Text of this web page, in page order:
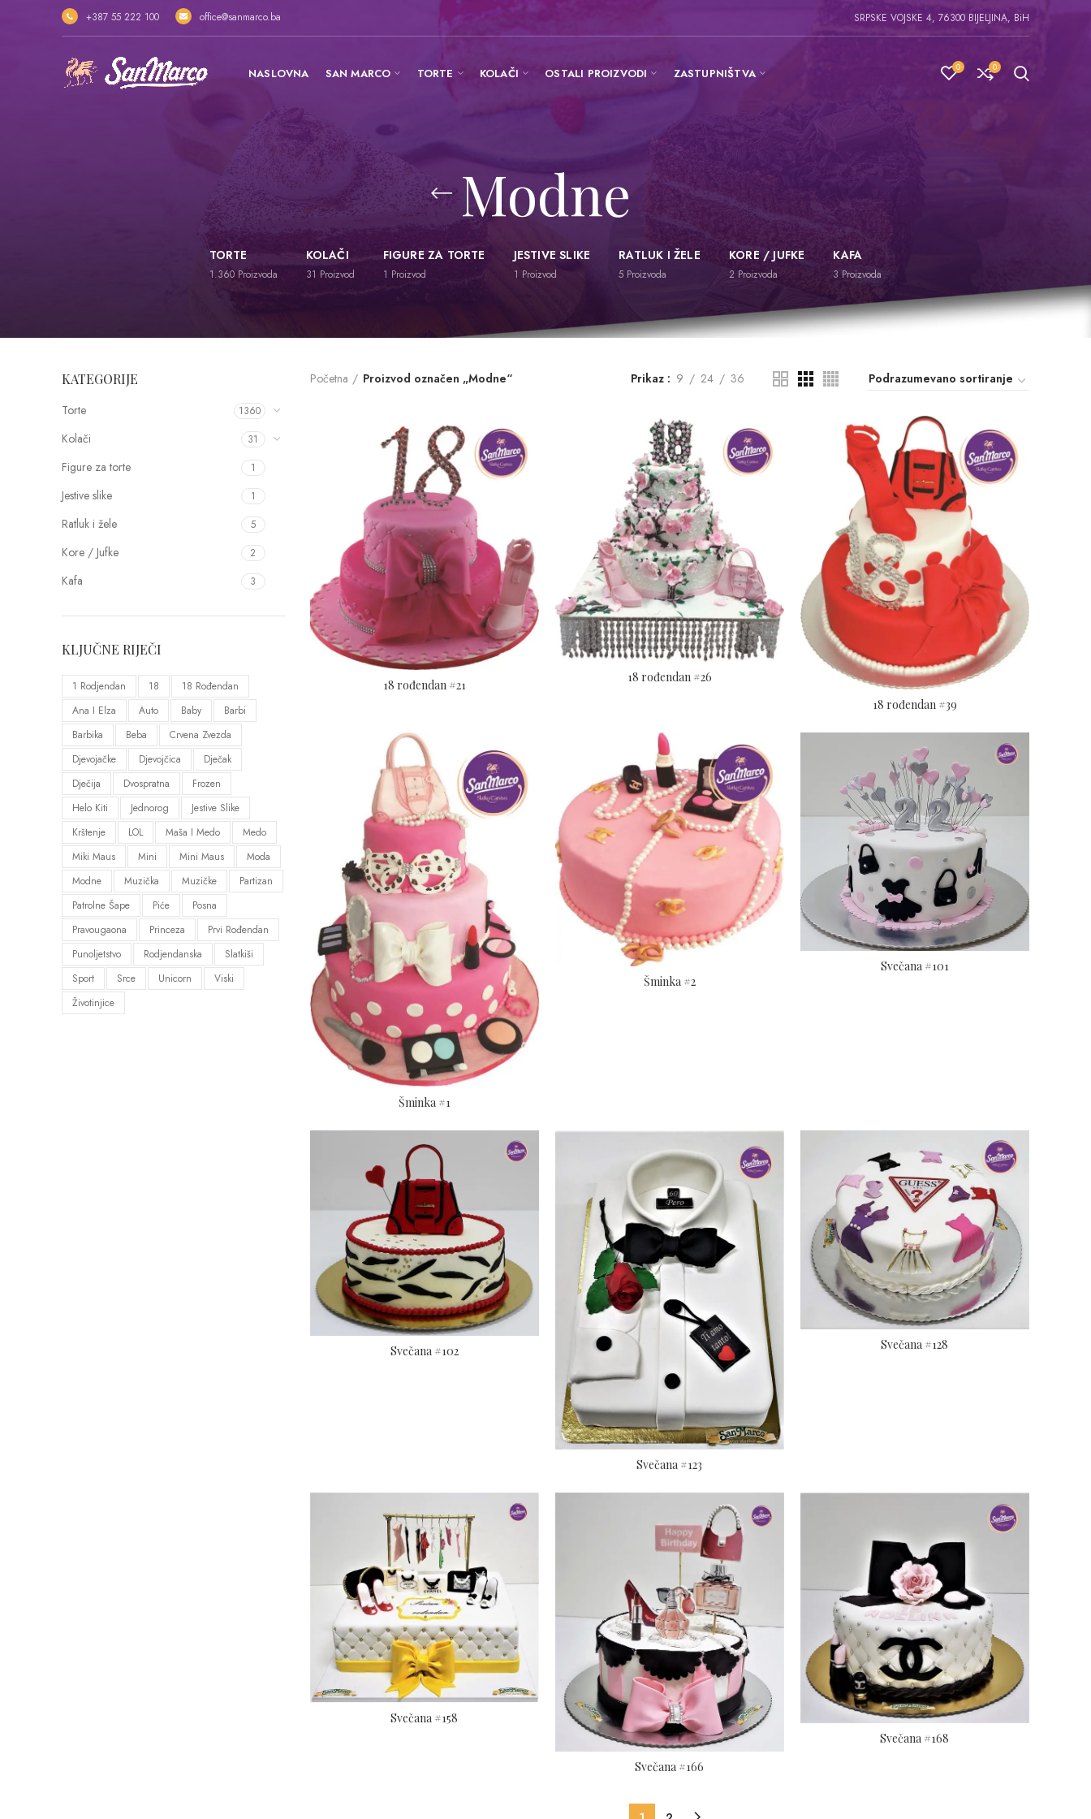
+387 55 222 100 office@sanmarco.ba SRPSKE VOJSKE 4, 76300 BIJELJINA, BiH
NASLOVNA SAN MARCO TORTE KOLAČI OSTALI PROIZVODI ZASTUPNIŠTVA 0 0
Modne
TORTE
1.360 Proizvoda
KOLAČI
31 Proizvod
FIGURE ZA TORTE
1 Proizvod
JESTIVE SLIKE
1 Proizvod
RATLUK I ŽELE
5 Proizvoda
KORE / JUFKE
2 Proizvoda
KAFA
3 Proizvoda
KATEGORIJE
Torte 1360
Kolači 31
Figure za torte 1
Jestive slike 1
Ratluk i žele 5
Kore / Jufke 2
Kafa 3
KLJUČNE RIJEČI
1 Rodjendan 18
18 Rođendan
Ana I Elza
Auto Baby
Barbi
Barbika
Beba
Crvena Zvezda
Djevojačke
Djevojčica
Dječak
Dječija
Dvospratna
Frozen
Helo Kiti
Jednorog
Jestive Slike
Krštenje
LOL Maša I Medo
Medo
Miki Maus
Mini Mini Maus
Moda
Modne
Muzička Muzičke
Partizan
Patrolne Šape
Piće
Posna
Pravougaona
Princeza
Prvi Rođendan
Punoljetstvo
Rodjendanska
Slatkiši
Sport
Srce Unicorn
Viski
Životinjice
Početna Proizvod označen „Modne“ Prikaz 9 24 36
18 rođendan #21
18 rođendan #26
18 rođendan #39
Šminka #1
Šminka #2
Svečana #101
Svečana #102
Svečana #123
Svečana #128
Svečana #158
Svečana #166
Svečana #168